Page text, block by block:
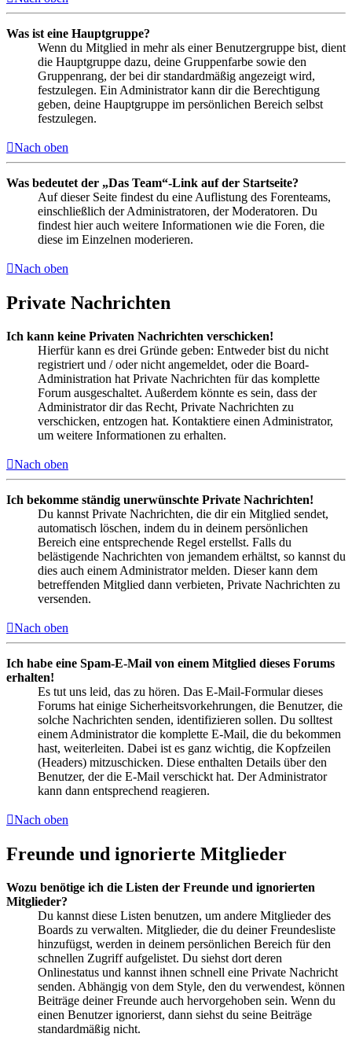
Was ist eine Hauptgruppe?
Wenn du Mitglied in mehr als einer Benutzergruppe bist, dient
die Hauptgruppe dazu, deine Gruppenfarbe sowie den
Gruppenrang, der bei dir standardmäßig angezeigt wird,
festzulegen. Ein Administrator kann dir die Berechtigung
geben, deine Hauptgruppe im persönlichen Bereich selbst
festzulegen.
Nach oben
Was bedeutet der „Das Team“-Link auf der Startseite?
Auf dieser Seite findest du eine Auflistung des Forenteams,
einschließlich der Administratoren, der Moderatoren. Du
findest hier auch weitere Informationen wie die Foren, die
diese im Einzelnen moderieren.
Nach oben
Private Nachrichten
Ich kann keine Privaten Nachrichten verschicken!
Hierfür kann es drei Gründe geben: Entweder bist du nicht
registriert und / oder nicht angemeldet, oder die Board-
Administration hat Private Nachrichten für das komplette
Forum ausgeschaltet. Außerdem könnte es sein, dass der
Administrator dir das Recht, Private Nachrichten zu
verschicken, entzogen hat. Kontaktiere einen Administrator,
um weitere Informationen zu erhalten.
Nach oben
Ich bekomme ständig unerwünschte Private Nachrichten!
Du kannst Private Nachrichten, die dir ein Mitglied sendet,
automatisch löschen, indem du in deinem persönlichen
Bereich eine entsprechende Regel erstellst. Falls du
belästigende Nachrichten von jemandem erhältst, so kannst du
dies auch einem Administrator melden. Dieser kann dem
betreffenden Mitglied dann verbieten, Private Nachrichten zu
versenden.
Nach oben
Ich habe eine Spam-E-Mail von einem Mitglied dieses Forums
erhalten!
Es tut uns leid, das zu hören. Das E-Mail-Formular dieses
Forums hat einige Sicherheitsvorkehrungen, die Benutzer, die
solche Nachrichten senden, identifizieren sollen. Du solltest
einem Administrator die komplette E-Mail, die du bekommen
hast, weiterleiten. Dabei ist es ganz wichtig, die Kopfzeilen
(Headers) mitzuschicken. Diese enthalten Details über den
Benutzer, der die E-Mail verschickt hat. Der Administrator
kann dann entsprechend reagieren.
Nach oben
Freunde und ignorierte Mitglieder
Wozu benötige ich die Listen der Freunde und ignorierten
Mitglieder?
Du kannst diese Listen benutzen, um andere Mitglieder des
Boards zu verwalten. Mitglieder, die du deiner Freundesliste
hinzufügst, werden in deinem persönlichen Bereich für den
schnellen Zugriff aufgelistet. Du siehst dort deren
Onlinestatus und kannst ihnen schnell eine Private Nachricht
senden. Abhängig von dem Style, den du verwendest, können
Beiträge deiner Freunde auch hervorgehoben sein. Wenn du
einen Benutzer ignorierst, dann siehst du seine Beiträge
standardmäßig nicht.